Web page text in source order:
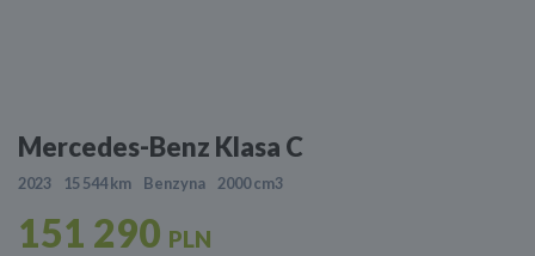
Mercedes-Benz Klasa C
2023 15 544 km Benzyna 2000 cm3
151 290 PLN